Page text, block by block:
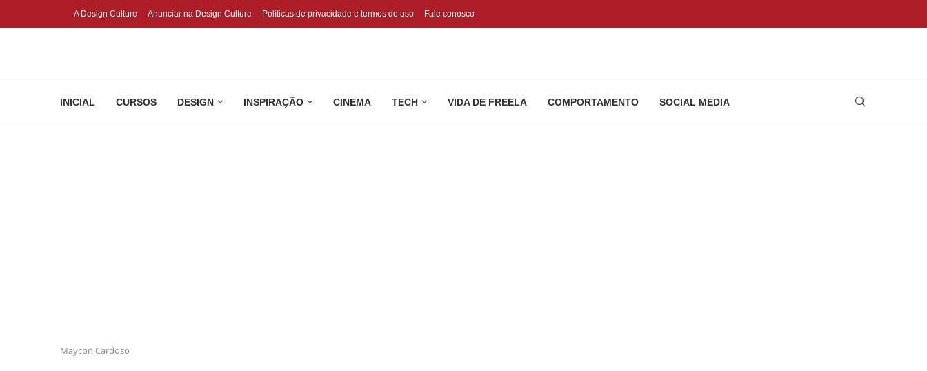
A Design Culture Anunciar na Design Culture Políticas de privacidade e termos de uso Fale conosco
INICIAL CURSOS DESIGN INSPIRAÇÃO CINEMA TECH VIDA DE FREELA COMPORTAMENTO SOCIAL MEDIA
Maycon Cardoso